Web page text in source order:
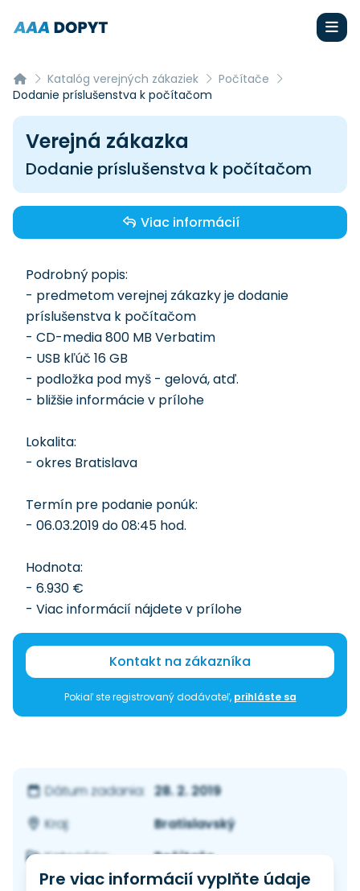
Katalóg verejných zákaziek
Počítače
Dodanie príslušenstva k počítačom
Verejná zákazka
Dodanie príslušenstva k počítačom
Viac informácií
Podrobný popis:
- predmetom verejnej zákazky je dodanie
príslušenstva k počítačom
- CD-media 800 MB Verbatim
- USB kľúč 16 GB
- podložka pod myš - gelová, atď.
- bližšie informácie v prílohe
Lokalita:
- okres Bratislava
Termín pre podanie ponúk:
- 06.03.2019 do 08:45 hod.
Hodnota:
- 6.930 €
- Viac informácií nájdete v prílohe
Kontakt na zákazníka
Pokiaľ ste registrovaný dodávateľ, prihláste sa
Dátum zadania: 28. 2. 2019
Kraj:
Bratislavský
Kategória:
Počítače
Pre viac informácií vyplňte údaje